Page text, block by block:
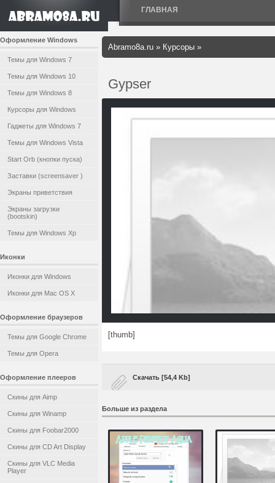
ГЛАВНАЯ
Оформление Windows
Темы для Windows 7
Темы для Windows 10
Темы для Windows 8
Курсоры для Windows
Гаджеты для Windows 7
Темы для Windows Vista
Start Orb (кнопки пуска)
Заставки (screensaver )
Экраны приветствия
Экраны загрузки
(bootskin)
Темы для Windows Xp
Иконки
Иконки для Windows
Иконки для Mac OS X
Оформление браузеров
Темы для Google Chrome
Темы для Opera
Оформление плееров
Скины для Aimp
Скины для Winamp
Скины для Foobar2000
Скины для CD Art Display
Скины для VLC Media
Player
Abramo8a.ru » Курсоры »
Gypser
[thumb]
Скачать [54,4 Kb]
Больше из раздела